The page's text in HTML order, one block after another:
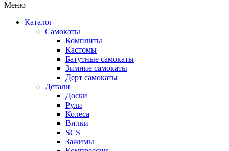
Меню
Каталог
Самокаты
Комплиты
Кастомы
Батутные самокаты
Зимние самокаты
Дерт самокаты
Детали
Доски
Рули
Колеса
Вилки
SCS
Зажимы